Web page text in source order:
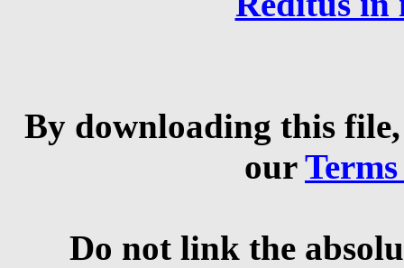
By downloading this
our
Do not link the